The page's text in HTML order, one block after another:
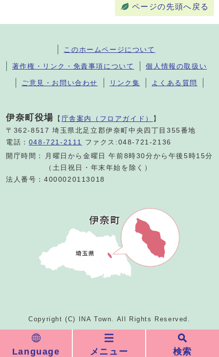
Language メニュー 検索
ページの先頭へ戻る
このホームページについて
著作権・リンク・免責事項について 個人情報の取扱い
ご意見・お問い合わせ リンク集 よくある質問
伊奈町役場 【 庁舎案内（フロアガイド） 】
〒362-8517 埼玉県北足立郡伊奈町中央四丁目355番地
電話： 048-721-2111
ファクス:048-721-2136
開庁時間：
月曜日から金曜日 午前8時30分から午後5時15分
（土日祝日・年末年始を除く）
法人番号：4000020113018
Copyright (C) INA Town. All Rights Reserved.